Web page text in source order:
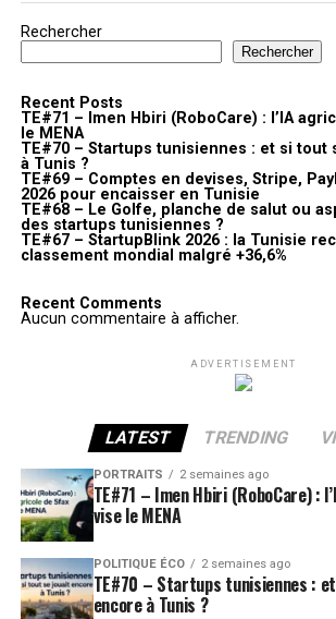
Rechercher
Rechercher
Recent Posts
TE#71 – Imen Hbiri (RoboCare) : l’IA
le MENA
TE#70 – Startups tunisiennes : et si tout
à Tunis ?
TE#69 – Comptes en devises, Stripe,
2026 pour encaisser en Tunisie
TE#68 – Le Golfe, planche de salut ou
des startups tunisiennes ?
TE#67 – StartupBlink 2026 : la Tunisie
classement mondial malgré +36,6%
Recent Comments
Aucun commentaire à afficher.
ADVERTISEMENT
LATEST TRENDING
PORTRAITS 2 semaines ago
TE#71 – Imen Hbiri (RoboCare) :
vise le MENA
POLITIQUE ÉCO 2 semaines ago
TE#70 – Startups tunisiennes :
encore à Tunis ?